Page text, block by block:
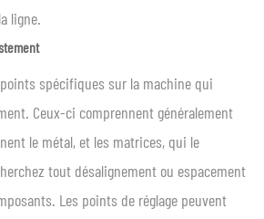
ligne.
spécifiques sur la machine qui
Ceux-ci comprennent généralement
le métal, et les matrices, qui le
tout désalignement ou espacement
Les points de réglage peuvent